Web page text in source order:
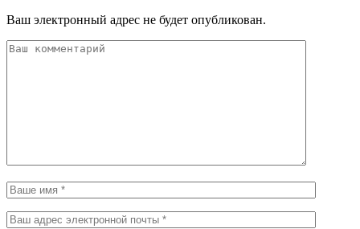
Ваш электронный адрес не будет опубликован.